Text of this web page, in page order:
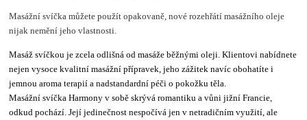
Masážní svíčka můžete použít opakovaně, nové rozehřátí masážního oleje
nijak nemění jeho vlastnosti.
Masáž svíčkou je zcela odlišná od masáže běžnými oleji. Klientovi nabídnete
nejen vysoce kvalitní masážní přípravek, jeho zážitek navíc obohatíte i
jemnou aroma terapií a nadstandardní péči o pokožku těla.
Masážní svíčka Harmony v sobě skrývá romantiku a vůni jižní Francie,
odkud pochází. Její jedinečnost nespočívá jen v netradičním využití, ale